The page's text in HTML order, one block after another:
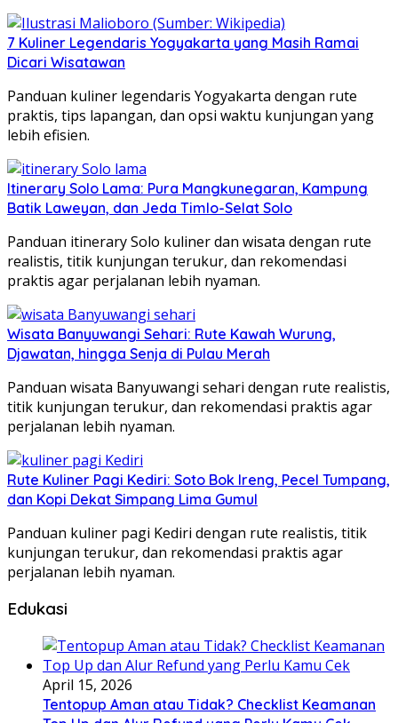
7 Kuliner Legendaris Yogyakarta yang Masih Ramai
Dicari Wisatawan
Panduan kuliner legendaris Yogyakarta dengan rute
praktis, tips lapangan, dan opsi waktu kunjungan yang
lebih efisien.
Itinerary Solo Lama: Pura Mangkunegaran, Kampung
Batik Laweyan, dan Jeda Timlo-Selat Solo
Panduan itinerary Solo kuliner dan wisata dengan rute
realistis, titik kunjungan terukur, dan rekomendasi
praktis agar perjalanan lebih nyaman.
Wisata Banyuwangi Sehari: Rute Kawah Wurung,
Djawatan, hingga Senja di Pulau Merah
Panduan wisata Banyuwangi sehari dengan rute realistis,
titik kunjungan terukur, dan rekomendasi praktis agar
perjalanan lebih nyaman.
Rute Kuliner Pagi Kediri: Soto Bok Ireng, Pecel Tumpang,
dan Kopi Dekat Simpang Lima Gumul
Panduan kuliner pagi Kediri dengan rute realistis, titik
kunjungan terukur, dan rekomendasi praktis agar
perjalanan lebih nyaman.
Edukasi
April 15, 2026
Tentopup Aman atau Tidak? Checklist Keamanan